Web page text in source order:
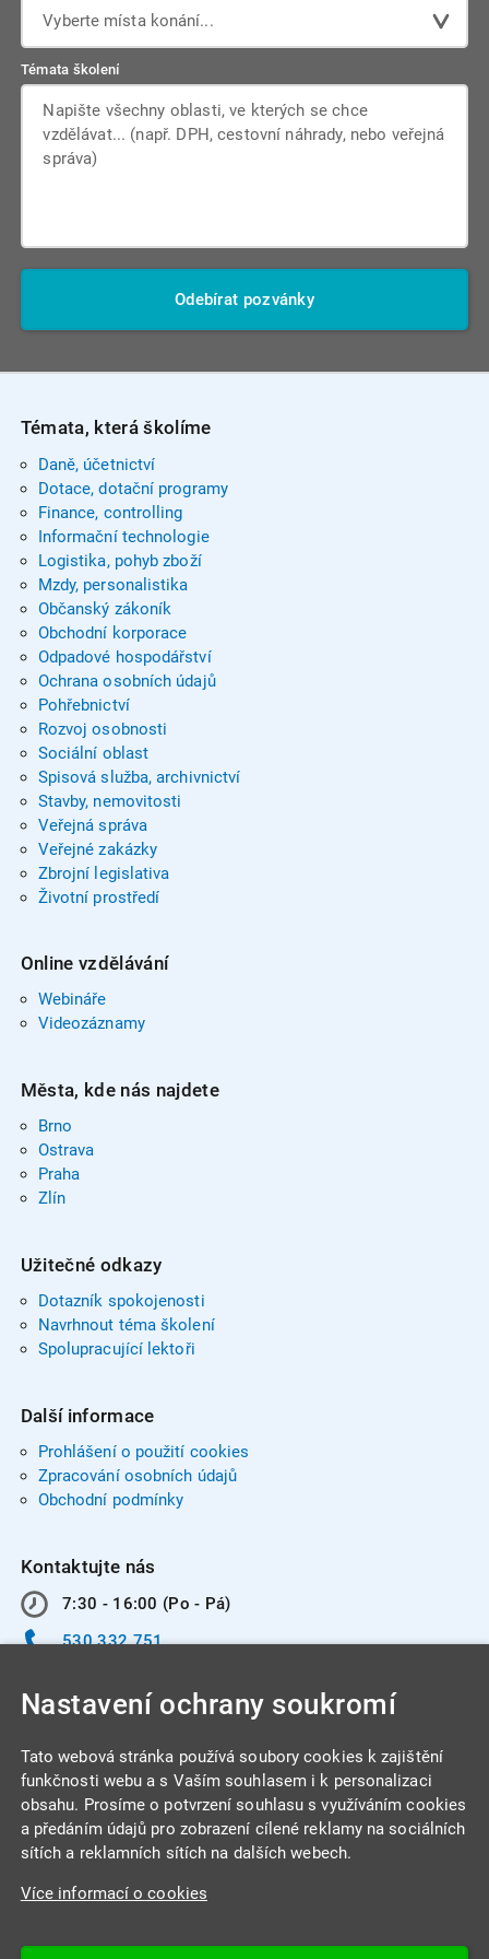
Vyberte místa konání...
Témata školení
Odebírat pozvánky
Témata, která školíme
Daně, účetnictví
Dotace, dotační programy
Finance, controlling
Informační technologie
Logistika, pohyb zboží
Mzdy, personalistika
Občanský zákoník
Obchodní korporace
Odpadové hospodářství
Ochrana osobních údajů
Pohřebnictví
Rozvoj osobnosti
Sociální oblast
Spisová služba, archivnictví
Stavby, nemovitosti
Veřejná správa
Veřejné zakázky
Zbrojní legislativa
Životní prostředí
Online vzdělávání
Webináře
Videozáznamy
Města, kde nás najdete
Brno
Ostrava
Praha
Zlín
Užitečné odkazy
Dotazník spokojenosti
Navrhnout téma školení
Spolupracující lektoři
Další informace
Prohlášení o použití cookies
Zpracování osobních údajů
Obchodní podmínky
Kontaktujte nás
7:30 - 16:00 (Po - Pá)
530 332 751
INTEGRA CENTRUM s.r.o.
Jabloňová 662/7
Nastavení ochrany soukromí
Tato webová stránka používá soubory cookies k zajištění
funkčnosti webu a s Vaším souhlasem i k personalizaci
obsahu. Prosíme o potvrzení souhlasu s využíváním cookies
a předáním údajů pro zobrazení cílené reklamy na sociálních
sítích a reklamních sítích na dalších webech.
Více informací o cookies